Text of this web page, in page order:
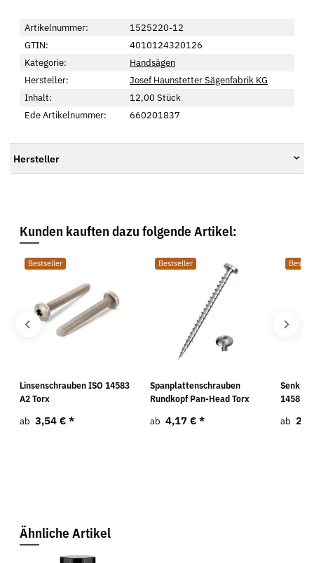
Artikelnummer:
1525220-12
GTIN:
4010124320126
Kategorie:
Handsägen
Hersteller:
Josef Haunstetter Sägenfabrik KG
Inhalt:
12,00 Stück
Ede Artikelnummer:
660201837
Hersteller
Kunden kauften dazu folgende Artikel:
Bestseller
Linsenschrauben ISO 14583
A2 Torx
ab 3,54 € *
Bestseller
Spanplattenschrauben
Rundkopf Pan-Head Torx
ab 4,17 € *
14581
ab
Ähnliche Artikel